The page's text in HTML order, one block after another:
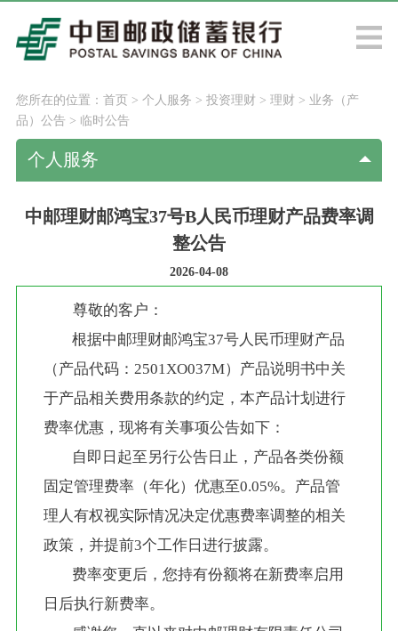
您所在的位置： 首页> 个人服务 > 投资理财 > 理财 > 业务（产
品）公告 > 临时公告
个人服务
中邮理财邮鸿宝37号B人民币理财产品费率调
整公告
2026-04-08
尊敬的客户：
（产品代码：2501XO037M）产品说明书中关
于产品相关费用条款的约定，本产品计划进行
费率优惠，现将有关事项公告如下：
固定管理费率（年化）优惠至0.05%。产品管
理人有权视实际情况决定优惠费率调整的相关
政策，并提前3个工作日进行披露。
日后执行新费率。